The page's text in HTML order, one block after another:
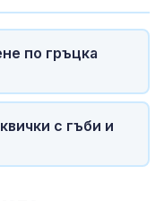
по гръцка
с гъби и